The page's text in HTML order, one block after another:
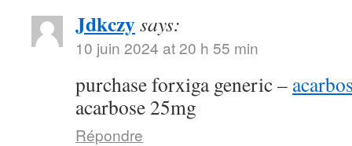
Jdkczysays:
10 juin 2024 at 20 h 55 min
purchase forxiga generic –
acarbose 25mg
Répondre